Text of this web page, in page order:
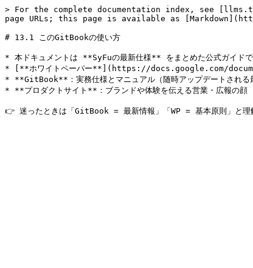
> For the complete documentation index, see
page URLs; this page is available as
# 13.1 このGitBookの使い方
* 本ドキュメントは **SyFuの最新仕様** をまとめた公式ガイドで
* [**ホワイトペーパー**](https://docs.google.com/document/
* **GitBook**：実務仕様とマニュアル（随時アップデートされる
* **プロダクトサイト**：ブランドや体験を伝える営業・広報の顔